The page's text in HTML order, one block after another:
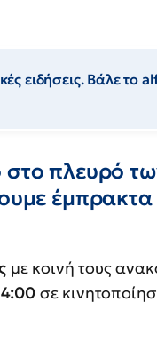
ειδήσεις. Βάλε το
πλευρό
με κοινή τους
σε